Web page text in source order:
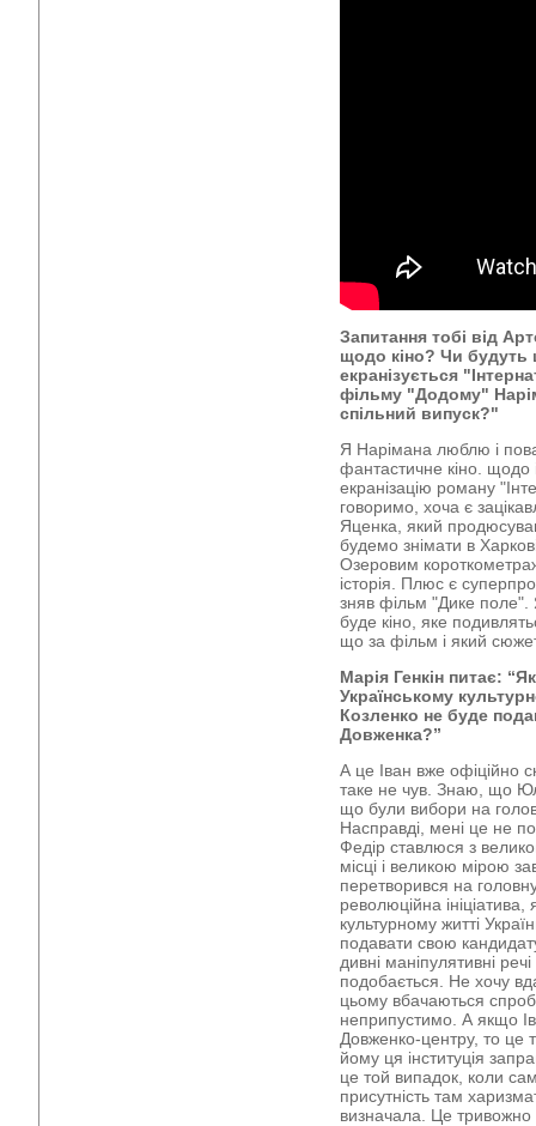
Запитання тобі від
щодо кіно? Чи будуть
екранізується
фільму "Додому"
спільний випуск?"
Я Нарімана люблю і
фантастичне кіно. щодо
екранізацію роману
говоримо, хоча є
Яценка, який
будемо знімати в
Озеровим
історія. Плюс є
зняв фільм "Дике поле".
буде кіно, яке
що за фільм і який
Марія Генкін питає:
Українському
Козленко не буде
Довженка?”
А це Іван вже офіційно
таке не чув. Знаю, що
що були вибори на
Насправді, мені це не
Федір ставлюся з
місці і великою мірою
перетворився на
революційна
культурному житті
подавати свою
дивні маніпулятивні
подобається. Не хочу
цьому вбачаються
неприпустимо. А якщо
Довженко-центру, то це
йому ця інституція
це той випадок, коли
присутність там
визначала. Це тривожно